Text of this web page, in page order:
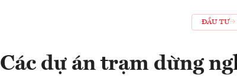
ĐẦU TƯ
Các dự án trạm dừng